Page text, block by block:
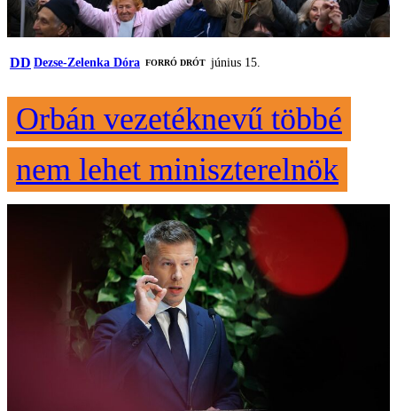
DD Dezse-Zelenka Dóra FORRÓ DRÓT június 15.
Orbán vezetéknevű többé
nem lehet miniszterelnök